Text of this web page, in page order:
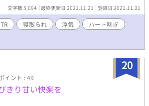
文字数 5,094 最終更新日 2021.11.21 登録日 2021.11.21
寝取られ 浮気
ハート喘ぎ
20
イント : 49
きり甘い快楽を